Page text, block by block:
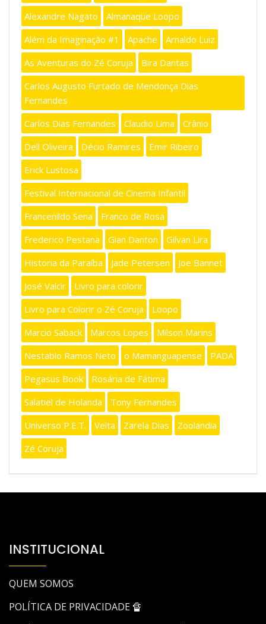
Alexandre Nagato
Almanaque Loopo
Além da Imaginação #1
Apache
Arnaldo Luiz
As Aventuras do Zé Coruja
Bira Dantas
Carlos Augusto Furtado de Mendonça Dias
Fernandes
Carlos Dias Fernandes
Claudio Lima
Crânio
Dell Oliveira
Décio Ramires
Emir Ribeiro
Erick Lustosa
Festival Internacional de Cinema Infantil
Francenildo Sena
Franco de Rosa
Frederico Pestana
Gian Danton
Gilvan Lira
Historia da Paraíba
Jade Petersen
Joe Bannet
José Valcir
Livro para colorir
Livro para Colorir o Zé Coruja
Loopo
Marcio Saback
Marcos Lopes
Milson Marins
Nestablo Ramos Neto
o Mamanguapense
PADA
Pegasus Book
Rosária de Fátima
Salatiel de Holanda
Tony Fernandes
Universo P.E.T.
Velta Zarela Dias
Zoolandia
Zé Coruja
INSTITUCIONAL
QUEM SOMOS
POLÍTICA DE PRIVACIDADE 🔏